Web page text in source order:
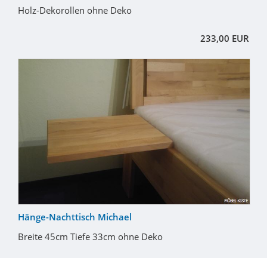
Holz-Dekorollen ohne Deko
233,00 EUR
Hänge-Nachttisch Michael
Breite 45cm Tiefe 33cm ohne Deko